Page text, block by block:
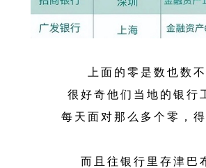
上面的零是数也数
很好奇他们当地的银行
每天面对那么多个零，得
而且往银行里存津巴